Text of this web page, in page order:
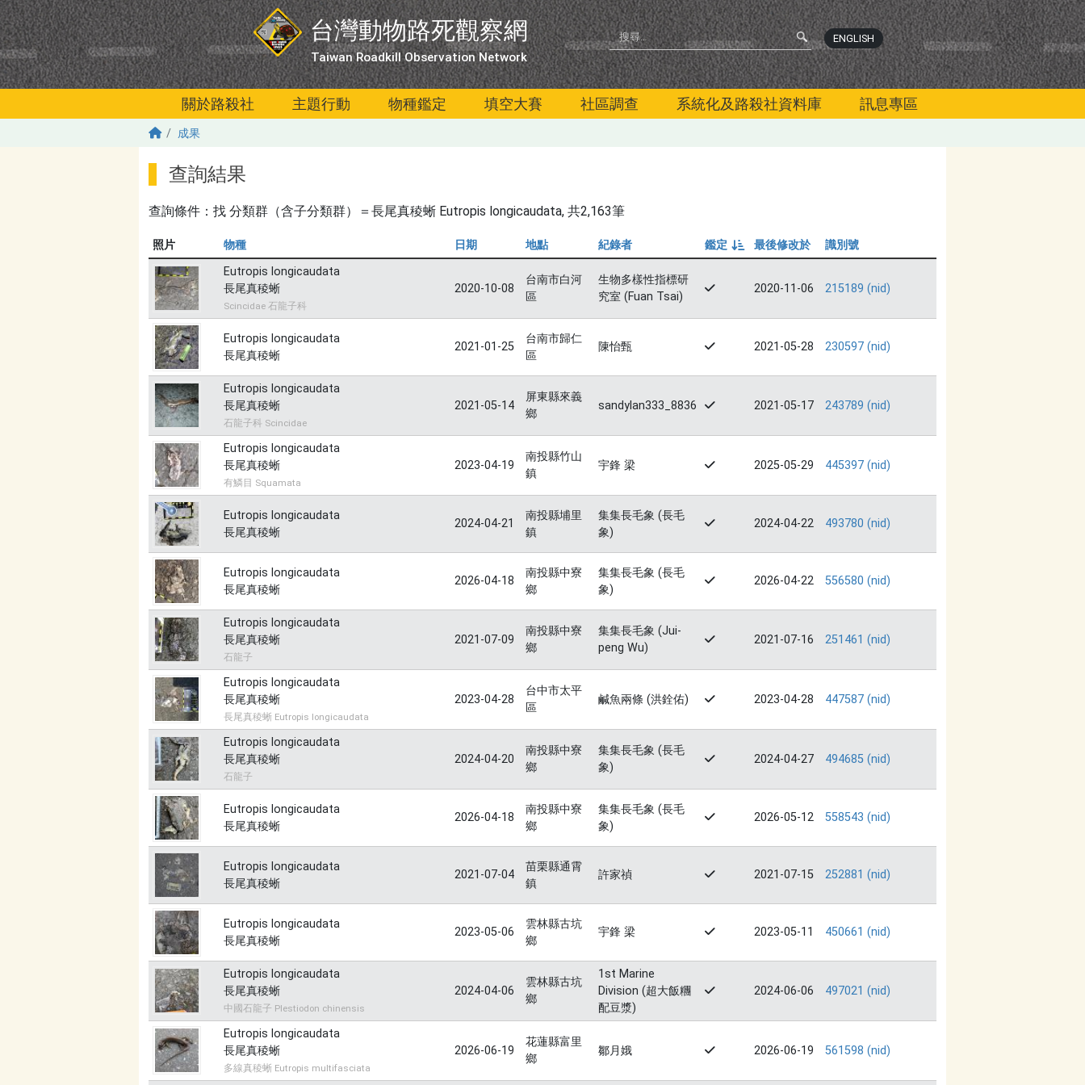
移至主內容
台灣動物路死觀察網
Taiwan Roadkill Observation Network
ENGLISH
關於路殺社 主題行動 物種鑑定 填空大賽 社區調查 系統化及路殺社資料庫 訊息專區
成果
查詢結果
查詢條件：找 分類群（含子分類群）＝長尾真稜蜥 Eutropis longicaudata, 共2,163筆
照片 物種 日期 地點 紀錄者
鑑定
由小到大
最後修改於
識別號
Eutropis longicaudata
長尾真稜蜥
Scincidae 石龍子科
2020-10-08
台南市白河
區
生物多樣性指標研
究室 (Fuan Tsai)
2020-11-06 215189 (nid)
Eutropis longicaudata
長尾真稜蜥
2021-01-25
台南市歸仁
區
陳怡甄 2021-05-28 230597 (nid)
Eutropis longicaudata
長尾真稜蜥
石龍子科 Scincidae
2021-05-14
屏東縣來義
鄉
sandylan333_8836 2021-05-17 243789 (nid)
Eutropis longicaudata
長尾真稜蜥
有鱗目 Squamata
2023-04-19
南投縣竹山
鎮
宇鋒 梁 2025-05-29 445397 (nid)
Eutropis longicaudata
長尾真稜蜥
2024-04-21
南投縣埔里
鎮
集集長毛象 (長毛
象)
2024-04-22 493780 (nid)
Eutropis longicaudata
長尾真稜蜥
2026-04-18
南投縣中寮
鄉
集集長毛象 (長毛
象)
2026-04-22 556580 (nid)
Eutropis longicaudata
長尾真稜蜥
石龍子
2021-07-09
南投縣中寮
鄉
集集長毛象 (Jui-
peng Wu)
2021-07-16 251461 (nid)
Eutropis longicaudata
長尾真稜蜥
長尾真稜蜥 Eutropis longicaudata
2023-04-28
台中市太平
區
鹹魚兩條 (洪銓佑) 2023-04-28 447587 (nid)
Eutropis longicaudata
長尾真稜蜥
石龍子
2024-04-20
南投縣中寮
鄉
集集長毛象 (長毛
象)
2024-04-27 494685 (nid)
Eutropis longicaudata
長尾真稜蜥
2026-04-18
南投縣中寮
鄉
集集長毛象 (長毛
象)
2026-05-12 558543 (nid)
Eutropis longicaudata
長尾真稜蜥
2021-07-04
苗栗縣通霄
鎮
許家禎 2021-07-15 252881 (nid)
Eutropis longicaudata
長尾真稜蜥
2023-05-06
雲林縣古坑
鄉
宇鋒 梁 2023-05-11 450661 (nid)
Eutropis longicaudata
長尾真稜蜥
中國石龍子 Plestiodon chinensis
2024-04-06
雲林縣古坑
鄉
1st Marine
Division (超大飯糰
配豆漿)
2024-06-06 497021 (nid)
Eutropis longicaudata
長尾真稜蜥
多線真稜蜥 Eutropis multifasciata
2026-06-19
花蓮縣富里
鄉
鄒月娥 2026-06-19 561598 (nid)